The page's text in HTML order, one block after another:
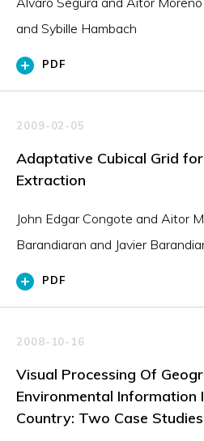
and Sybille Hambach
PDF
2009-02-05
Adaptative Cubical Grid
Extraction
John Edgar Congote and Aitor
Barandiaran and Javier
PDF
2008-10-16
Visual Processing Of
Environmental Information
Country: Two Case Studies